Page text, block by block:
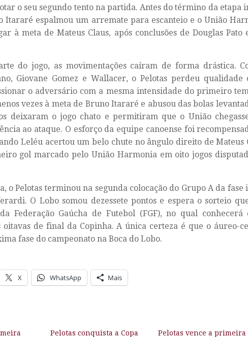
o seu segundo tento na partida. Antes do término da etapa
Itararé espalmou um arremate para escanteio e o União
à meta de Mateus Claus, após conclusões de Douglas Pato
do jogo, as movimentações caíram de forma drástica.
Giovane Gomez e Wallacer, o Pelotas perdeu qualidade
o adversário com a mesma intensidade do primeiro
vezes à meta de Bruno Itararé e abusou das bolas
deixaram o jogo chato e permitiram que o União
ao ataque. O esforço da equipe canoense foi
Leléu acertou um belo chute no ângulo direito de Mateus
gol marcado pelo União Harmonia em oito jogos
o Pelotas terminou na segunda colocação do Grupo A da fase
O Lobo somou dezessete pontos e espera o sorteio
Federação Gaúcha de Futebol (FGF), no qual conhecerá
oitavas de final da Copinha. A única certeza é que o áureo-
fase do campeonato na Boca do Lobo.
X WhatsApp Mais
Pelotas conquista a Copa
Pelotas vence a primeira